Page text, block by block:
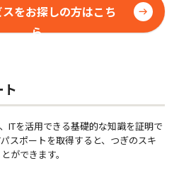
をお探しの方はこち
ら
ITを活用できる基礎的な知識を証明で
スポートを取得すると、つぎのスキ
ができます。